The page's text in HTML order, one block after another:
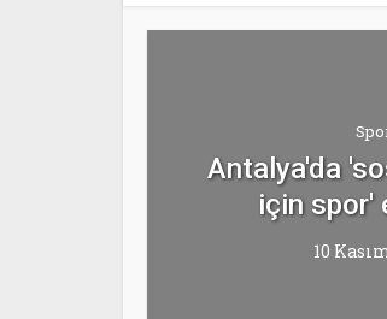
Antalya'da
için spor'
10